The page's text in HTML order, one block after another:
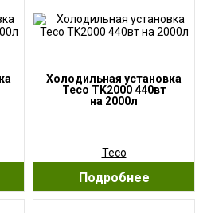
Холодильная установка
Teco TK2000 440вт
на 2000л
Teco
Подробнее